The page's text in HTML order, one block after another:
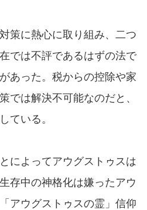
策に熱心に取り組み、二つ
では不評であるはずの法で
あった。税からの控除や家
では解決不可能なのだと、
ている。
によってアウグストゥスは
存中の神格化は嫌ったアウ
アウグストゥスの霊」信仰